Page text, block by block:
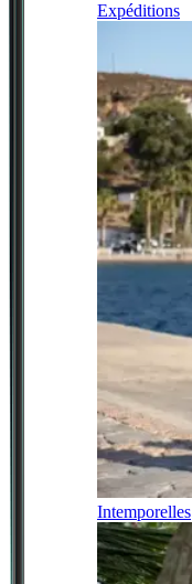
Expéditions
Intemporelles